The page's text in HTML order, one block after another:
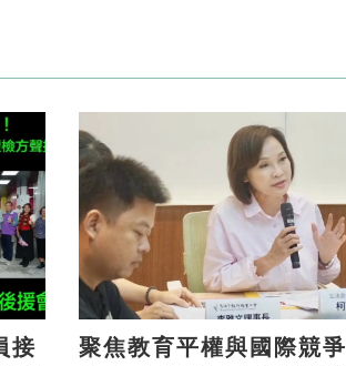
接
聚焦教育平權與國際競爭